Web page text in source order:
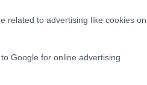
related to advertising like cookies on
Google for online advertising
ήθελα να